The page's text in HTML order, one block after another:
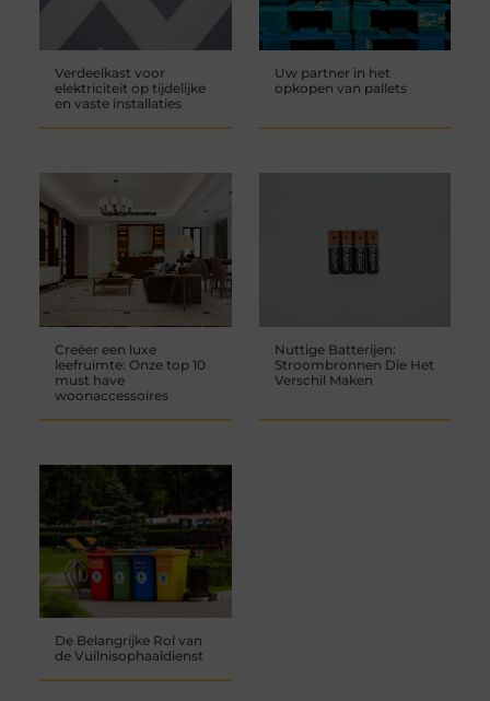
Verdeelkast voor
elektriciteit op tijdelijke
en vaste installaties
Uw partner in het
opkopen van pallets
Creëer een luxe
leefruimte: Onze top 10
must have
woonaccessoires
Nuttige Batterijen:
Stroombronnen Die Het
Verschil Maken
De Belangrijke Rol van
de Vuilnisophaaldienst